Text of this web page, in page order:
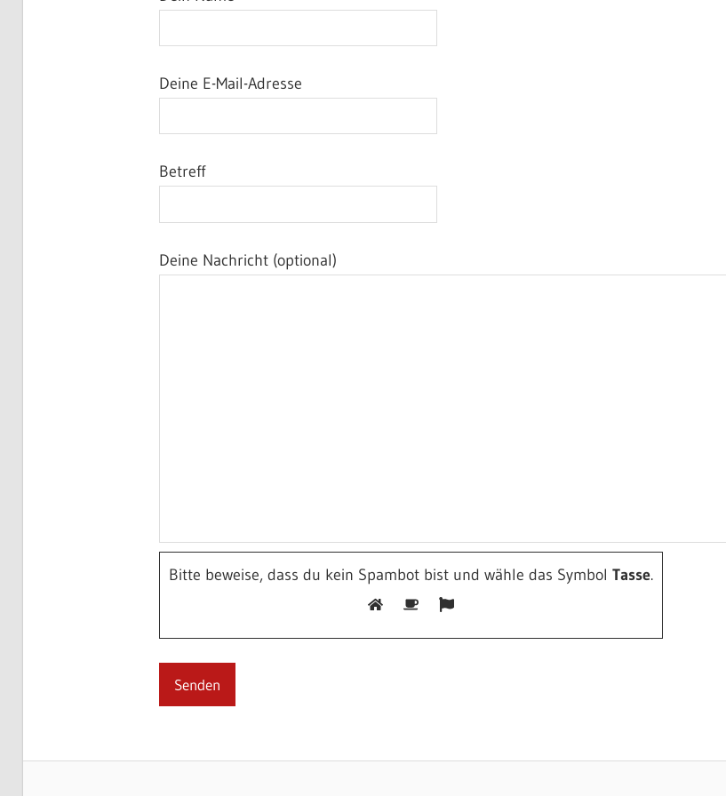
Deine E-Mail-Adresse
Betreff
Deine Nachricht (optional)
Bitte beweise, dass du kein Spambot bist und wähle das Symbol Tasse.